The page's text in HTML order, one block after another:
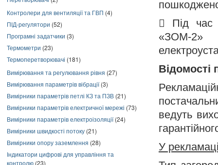
Контролери для вентиляції та ГВП (4)
ПІД-регулятори (52)
Програмні задатчики (3)
Термометри (23)
Термоперетворювачі (181)
Вимірювання та регулювання рівня (27)
Вимірювання параметрів вібрації(3)
Вимірники параметрів петлі КЗ та ПЗВ (21)
Вимірники параметрів електричної мережі (73)
Вимірники параметрів електроізоляції(24)
Вимірники швидкості потоку (21)
Вимірники опору заземлення (28)
Індикатори цифрові для управління та
контролю (23)
 Під час
«ЗОМ-2»
Відомості
ведуть
У